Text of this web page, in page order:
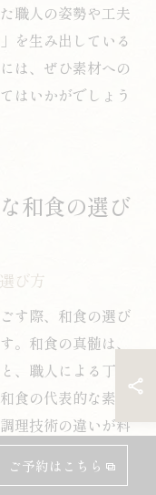
職人の姿勢や工夫
を生み出している
は、ぜひ素材への
はいかがでしょう
和食の選び
び方
す際、和食の選び
。和食の真髄は、
、職人による丁寧
食の代表的な素材
理技術の違いが料
のりや身の締ま
ご予約はこちら